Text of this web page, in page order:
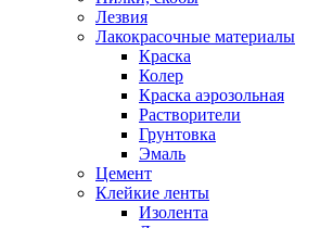
Лезвия
Лакокрасочные материалы
Краска
Колер
Краска аэрозольная
Растворители
Грунтовка
Эмаль
Цемент
Клейкие ленты
Изолента